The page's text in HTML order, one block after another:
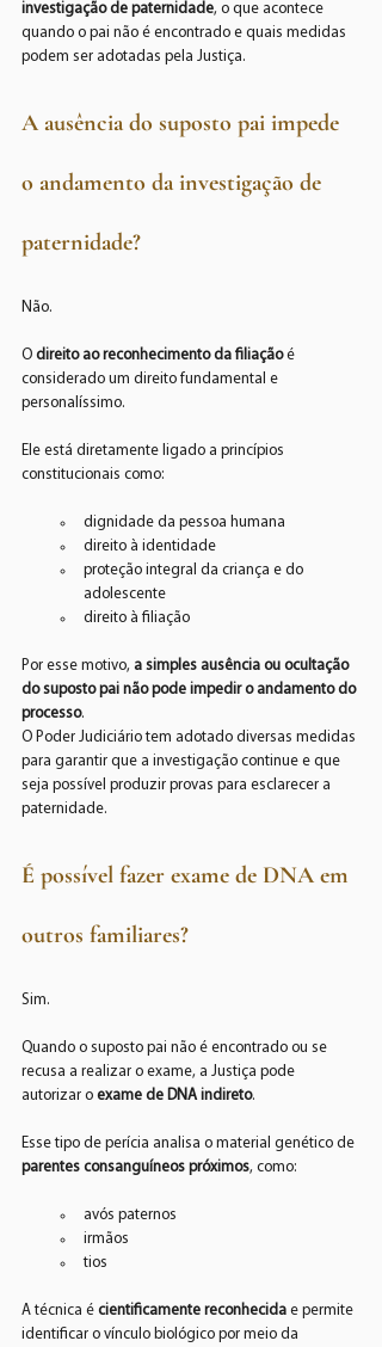
investigação de paternidade, o que acontece
quando o pai não é encontrado e quais medidas
podem ser adotadas pela Justiça.
A ausência do suposto pai impede
o andamento da investigação de
paternidade?
Não.
O direito ao reconhecimento da filiação é
considerado um direito fundamental e
personalíssimo.
Ele está diretamente ligado a princípios
constitucionais como:
dignidade da pessoa humana
direito à identidade
proteção integral da criança e do
adolescente
direito à filiação
Por esse motivo, a simples ausência ou ocultação
do suposto pai não pode impedir o andamento do
processo.
O Poder Judiciário tem adotado diversas medidas
para garantir que a investigação continue e que
seja possível produzir provas para esclarecer a
paternidade.
É possível fazer exame de DNA em
outros familiares?
Sim.
Quando o suposto pai não é encontrado ou se
recusa a realizar o exame, a Justiça pode
autorizar o exame de DNA indireto.
Esse tipo de perícia analisa o material genético de
parentes consanguíneos próximos, como:
avós paternos
irmãos
tios
A técnica é cientificamente reconhecida e permite
identificar o vínculo biológico por meio da